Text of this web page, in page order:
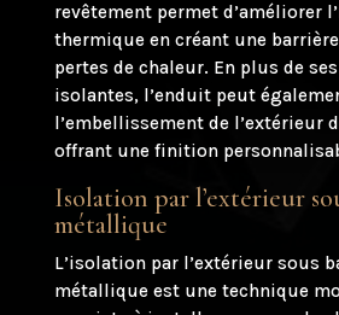
revêtement permet d’améliorer
thermique en créant une
pertes de chaleur. En plus de
isolantes, l’enduit peut
l’embellissement de l’extérieur
offrant une finition
Isolation par l’extérieur
métallique
L’isolation par l’extérieur sous
métallique est une technique